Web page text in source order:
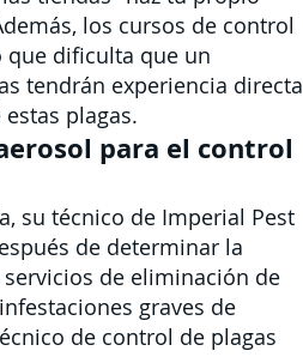
los cursos de control
que dificulta que un
tendrán experiencia directa
plagas.
para el control
su técnico de Imperial Pest
de determinar la
de eliminación de
graves de
de control de plagas